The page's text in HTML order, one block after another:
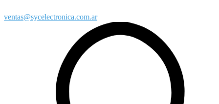
ventas@sycelectronica.com.ar